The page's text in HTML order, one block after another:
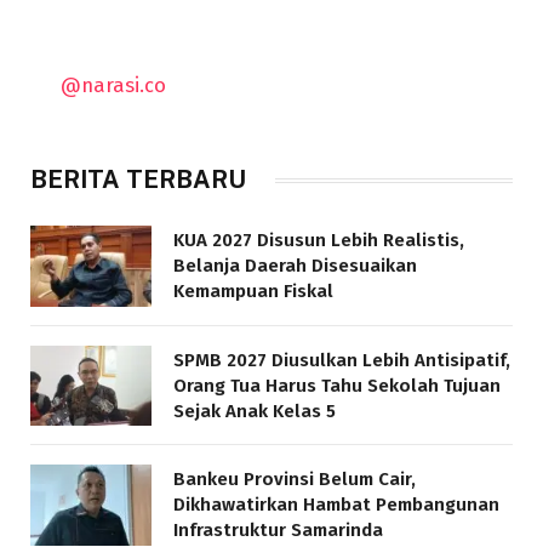
@narasi.co
BERITA TERBARU
KUA 2027 Disusun Lebih Realistis,
Belanja Daerah Disesuaikan
Kemampuan Fiskal
SPMB 2027 Diusulkan Lebih Antisipatif,
Orang Tua Harus Tahu Sekolah Tujuan
Sejak Anak Kelas 5
Bankeu Provinsi Belum Cair,
Dikhawatirkan Hambat Pembangunan
Infrastruktur Samarinda